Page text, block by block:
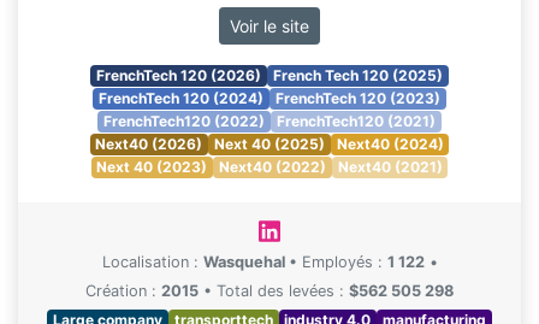
Voir le site
FrenchTech 120 (2026)
French Tech 120 (2025)
FrenchTech 120 (2024)
FrenchTech 120 (2023)
FrenchTech120 (2022)
FrenchTech120 (2021)
Next40 (2026)
Next 40 (2025)
Next40 (2024)
Next 40 (2023)
Next40 (2022) Next40 (2021)
Localisation : Wasquehal • Employés : 1 122 •
Création : 2015 • Total des levées : $562 505 298
Large company
transporttech industry 4.0
manufacturing